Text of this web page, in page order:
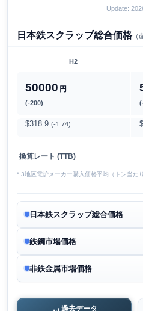
Update:
日本鉄スクラップ総合価格（
H2
50000 円
(-200)
$318.9 (-1.74)
換算レート (TTB)
* 3地区電炉メーカー購入価格平均（トン当たり
日本鉄スクラップ総合価格
鉄鋼市場価格
非鉄金属市場価格
過去データ